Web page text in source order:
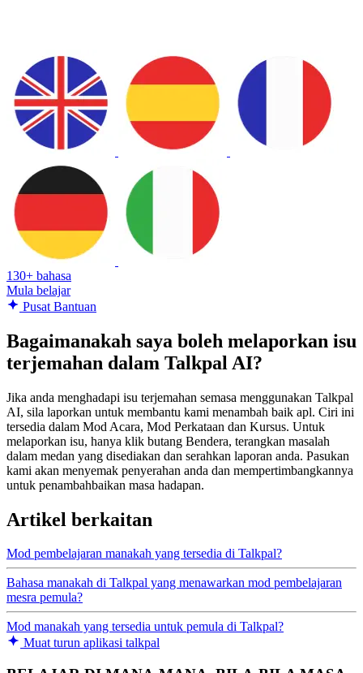
130+ bahasa
Mula belajar
Pusat Bantuan
Bagaimanakah saya boleh melaporkan isu
terjemahan dalam Talkpal AI?
Jika anda menghadapi isu terjemahan semasa menggunakan Talkpal
AI, sila laporkan untuk membantu kami menambah baik apl. Ciri ini
tersedia dalam Mod Acara, Mod Perkataan dan Kursus. Untuk
melaporkan isu, hanya klik butang Bendera, terangkan masalah
dalam medan yang disediakan dan serahkan laporan anda. Pasukan
kami akan menyemak penyerahan anda dan mempertimbangkannya
untuk penambahbaikan masa hadapan.
Artikel berkaitan
Mod pembelajaran manakah yang tersedia di Talkpal?
Bahasa manakah di Talkpal yang menawarkan mod pembelajaran
mesra pemula?
Mod manakah yang tersedia untuk pemula di Talkpal?
Muat turun aplikasi talkpal